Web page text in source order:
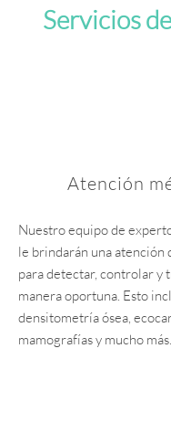
Servicios
Atención
Nuestro equipo de
le brindarán una atención
para detectar, controlar y
manera oportuna. Esto
densitometría ósea,
mamografías y mucho más.